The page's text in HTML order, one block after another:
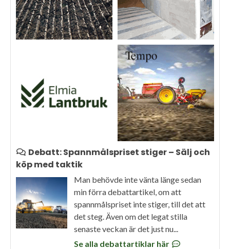
Debatt: Spannmålspriset stiger – Sälj och
köp med taktik
Man behövde inte vänta länge sedan
min förra debattartikel, om att
spannmålspriset inte stiger, till det att
det steg. Även om det legat stilla
senaste veckan är det just nu...
Se alla debattartiklar här